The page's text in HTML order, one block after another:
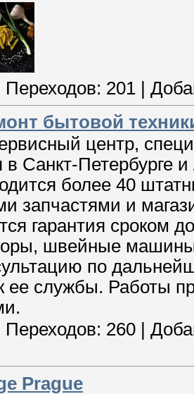
Переходов: 201
бытовой
центр,
в Санкт-Петербурге
более 40
запчастями и
гарантия сроком
швейные
по
ее службы. Работы
Переходов: 260
Prague